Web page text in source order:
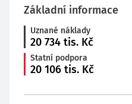
Základní informace
Uznané náklady
20 734 tis. Kč
Statní podpora
20 106 tis. Kč